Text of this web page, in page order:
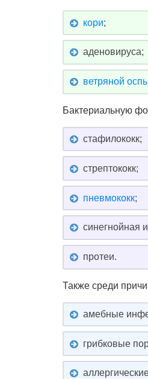
кори;
аденовируса;
ветряной
Бактериальную
стафилококк;
стрептококк;
пневмококк;
синегнойная и
протеи.
Также среди
амебные
грибковые